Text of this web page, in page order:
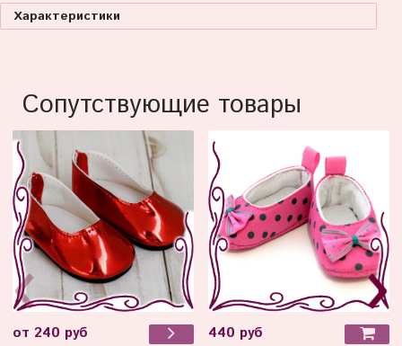
Характеристики
Сопутствующие товары
от 240 руб 440 руб